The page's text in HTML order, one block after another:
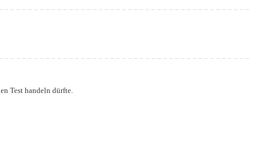
Test handeln dürfte.